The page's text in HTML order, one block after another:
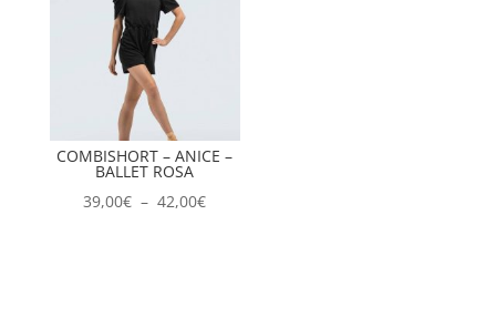
COMBISHORT – ANICE –
BALLET ROSA
39,00€ – 42,00€Plage